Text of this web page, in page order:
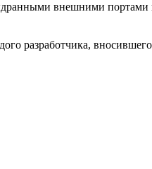
внешними
разработчика,